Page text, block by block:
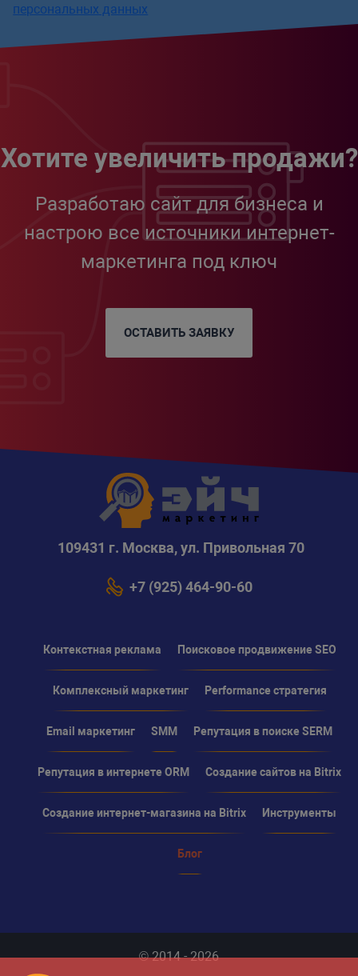
персональных данных
Хотите увеличить продажи?
Разработаю сайт для бизнеса и
настрою все источники интернет-
маркетинга под ключ
ОСТАВИТЬ ЗАЯВКУ
109431 г. Москва, ул. Привольная 70
+7 (925) 464-90-60
Контекстная реклама Поисковое продвижение SEO
Комплексный маркетинг Performance стратегия
Email маркетинг SMM Репутация в поиске SERM
Репутация в интернете ORM Создание сайтов на Bitrix
Создание интернет-магазина на Bitrix Инструменты
Блог
© 2014 - 2026